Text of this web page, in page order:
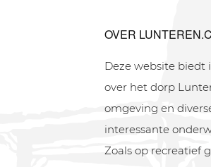
OVER
Deze website biedt
over het dorp
omgeving en
interessante
Zoals op recreatief